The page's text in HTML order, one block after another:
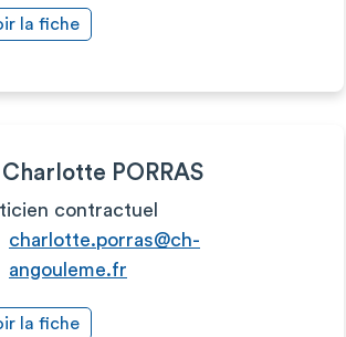
la fiche
Charlotte PORRAS
contractuel
charlotte.porras@ch-
angouleme.fr
la fiche